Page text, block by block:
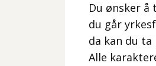
Du ønsker
du går
da kan du
Alle